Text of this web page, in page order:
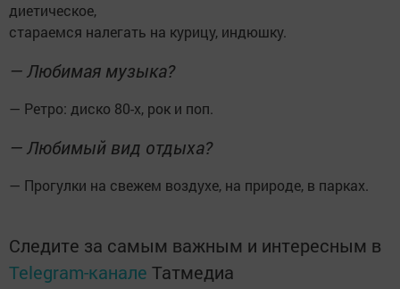
диетическое,
стараемся налегать на курицу, индюшку.
— Любимая музыка?
— Ретро: диско 80-х, рок и поп.
— Любимый вид отдыха?
— Прогулки на свежем воздухе, на природе, в парках.
Следите за самым важным и интересным в
Telegram-канале Татмедиа